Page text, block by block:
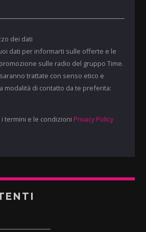
dei dati
dati per informarti sulle offerte e le
sulle radio del gruppo Time.
trattate con senso etico e
modalità di contatto da te preferita:
termini e le condizioni Privacy Policy